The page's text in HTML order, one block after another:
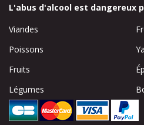
L'abus d'alcool est dangereux
Viandes
Poissons
Fruits
Légumes